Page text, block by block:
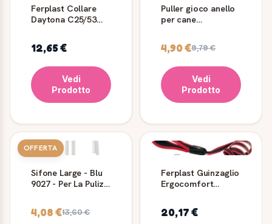
Ferplast Collare
Daytona C25/53
12,65 €
Vedi
Prodotto
Puller gioco anello
per cane
4,90 €9,79 €
Vedi
Prodotto
OFFERTA
Sifone Large - Blu
9027 - Per La Pulizia
Nell'acquario
4,08 €13,60 €
Ferplast Guinzaglio
Ergocomfort
20,17 €